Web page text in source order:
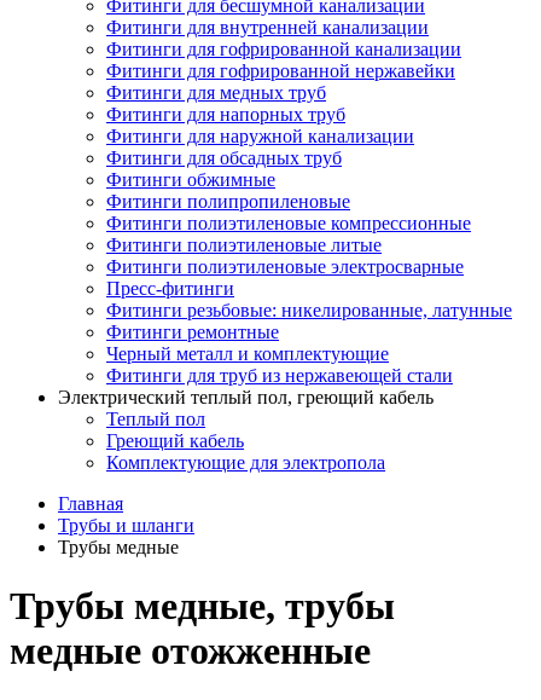
Фитинги для бесшумной канализации
Фитинги для внутренней канализации
Фитинги для гофрированной канализации
Фитинги для гофрированной нержавейки
Фитинги для медных труб
Фитинги для напорных труб
Фитинги для наружной канализации
Фитинги для обсадных труб
Фитинги обжимные
Фитинги полипропиленовые
Фитинги полиэтиленовые компрессионные
Фитинги полиэтиленовые литые
Фитинги полиэтиленовые электросварные
Пресс-фитинги
Фитинги резьбовые: никелированные, латунные
Фитинги ремонтные
Черный металл и комплектующие
Фитинги для труб из нержавеющей стали
Электрический теплый пол, греющий кабель
Теплый пол
Греющий кабель
Комплектующие для электропола
Главная
Трубы и шланги
Трубы медные
Трубы медные, трубы
медные отожженные